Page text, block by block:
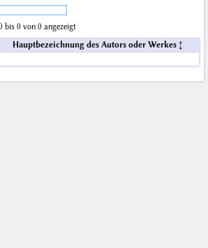
bis 0 von 0 angezeigt
Hauptbezeichnung des Autors oder Werkes